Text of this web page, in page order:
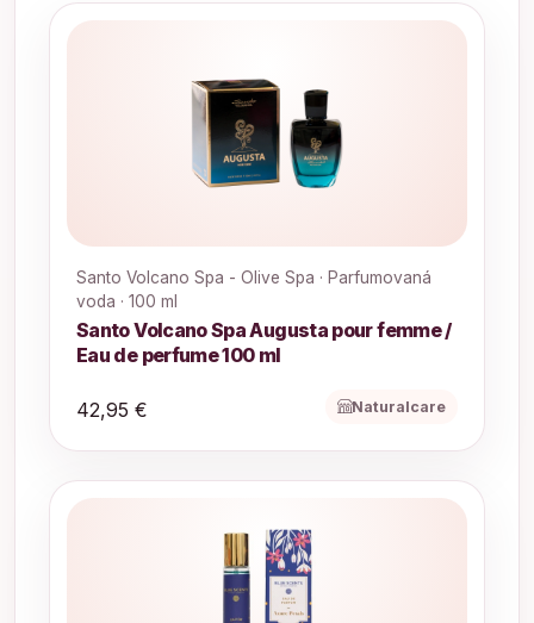
Santo Volcano Spa - Olive Spa · Parfumovaná
voda · 100 ml
Santo Volcano Spa Augusta pour femme /
Eau de perfume 100 ml
42,95 € Naturalcare